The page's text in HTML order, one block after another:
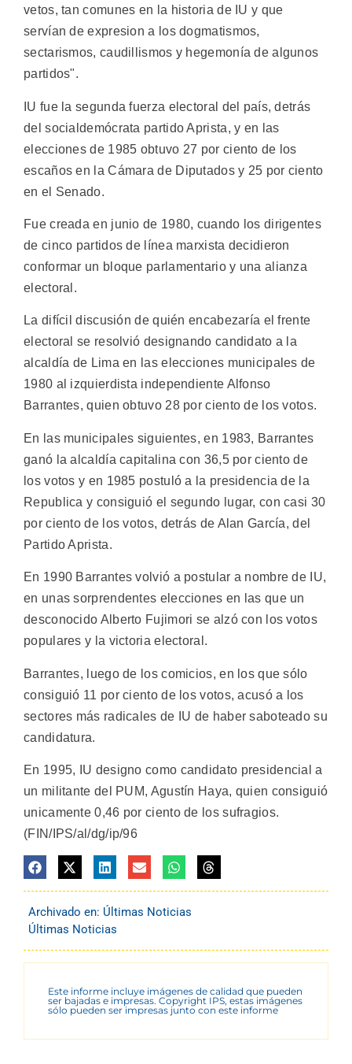
vetos, tan comunes en la historia de IU y que
servían de expresion a los dogmatismos,
sectarismos, caudillismos y hegemonía de algunos
partidos".
IU fue la segunda fuerza electoral del país, detrás
del socialdemócrata partido Aprista, y en las
elecciones de 1985 obtuvo 27 por ciento de los
escaños en la Cámara de Diputados y 25 por ciento
en el Senado.
Fue creada en junio de 1980, cuando los dirigentes
de cinco partidos de línea marxista decidieron
conformar un bloque parlamentario y una alianza
electoral.
La difícil discusión de quién encabezaría el frente
electoral se resolvió designando candidato a la
alcaldía de Lima en las elecciones municipales de
1980 al izquierdista independiente Alfonso
Barrantes, quien obtuvo 28 por ciento de los votos.
En las municipales siguientes, en 1983, Barrantes
ganó la alcaldía capitalina con 36,5 por ciento de
los votos y en 1985 postuló a la presidencia de la
Republica y consiguió el segundo lugar, con casi 30
por ciento de los votos, detrás de Alan García, del
Partido Aprista.
En 1990 Barrantes volvió a postular a nombre de IU,
en unas sorprendentes elecciones en las que un
desconocido Alberto Fujimori se alzó con los votos
populares y la victoria electoral.
Barrantes, luego de los comicios, en los que sólo
consiguió 11 por ciento de los votos, acusó a los
sectores más radicales de IU de haber saboteado su
candidatura.
En 1995, IU designo como candidato presidencial a
un militante del PUM, Agustín Haya, quien consiguió
unicamente 0,46 por ciento de los sufragios.
(FIN/IPS/al/dg/ip/96
Archivado en: Últimas Noticias
Últimas Noticias
Este informe incluye imágenes de calidad que pueden
ser bajadas e impresas. Copyright IPS, estas imágenes
sólo pueden ser impresas junto con este informe